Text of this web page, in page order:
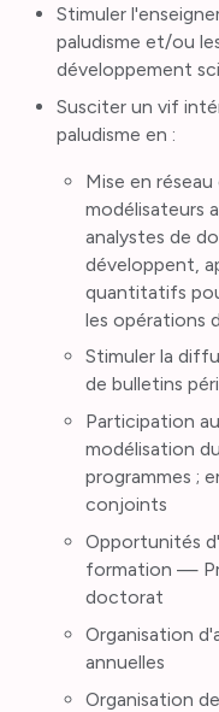
Stimuler
paludisme et/ou
développement
Susciter un vif
paludisme en :
Mise en
modélisateurs
analystes de
développent,
quantitatifs
les opérations
Stimuler la
de bulletins
Participation
modélisation
programmes ;
conjoints
Opportunités
formation —
doctorat
Organisation
annuelles
Organisation